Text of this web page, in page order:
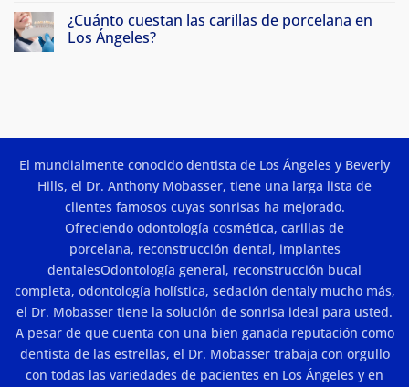
de
sonrisa
porcelana
de
¿Cuánto cuestan las carillas de porcelana en
Los Ángeles?
porcelana
Los
El mundialmente conocido dentista de Los Ángeles y Beverly
Hills, el Dr. Anthony Mobasser, tiene una larga lista de
clientes famosos cuyas sonrisas ha mejorado.
Ofreciendo odontología cosmética, carillas de
porcelana, reconstrucción dental, implantes
dentalesOdontología general, reconstrucción bucal
completa, odontología holística, sedación dentaly mucho más,
el Dr. Mobasser tiene la solución de sonrisa ideal para usted.
A pesar de que cuenta con una bien ganada reputación como
dentista de las estrellas, el Dr. Mobasser trabaja con orgullo
con todas las variedades de pacientes en Los Ángeles y en